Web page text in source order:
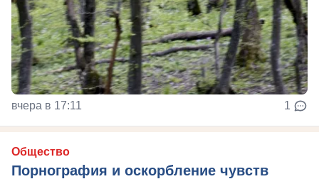
вчера в 17:11 1
Общество
Порнография и оскорбление чувств